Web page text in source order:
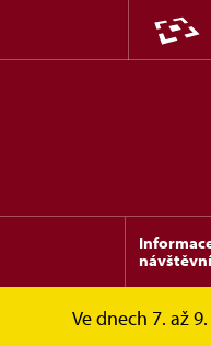
Ve dnech 7. až
Sychrov